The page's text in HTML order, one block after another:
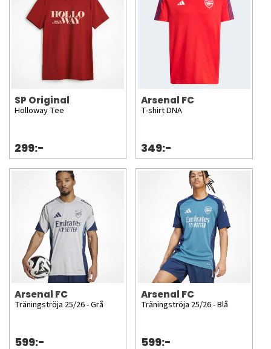
SP Original
Holloway Tee
299:-
Arsenal FC
T-shirt DNA
349:-
Arsenal FC
Träningströja 25/26 - Grå
599:-
Arsenal FC
Träningströja 25/26 - Blå
599:-